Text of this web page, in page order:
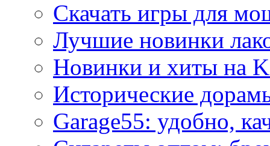
Скачать игры для
Лучшие новинки
Новинки и хиты на
Исторические
Garage55: удобно,